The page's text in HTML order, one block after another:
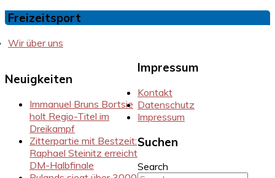
Freizeitsport
Wir über uns
Neuigkeiten
Immanuel Bruns Bortsie
holt Regio-Titel im
Dreikampf
Zitterpartie mit Bestzeit:
Raphael Steinitz erreicht
DM-Halbfinale
Impressum
Kontakt
Datenschutz
Impressum
Suchen
Search